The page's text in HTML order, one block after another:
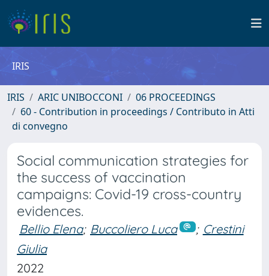
IRIS
IRIS ARIC UNIBOCCONI
06 PROCEEDINGS
60 - Contribution in proceedings / Contributo in Atti
di convegno
Social communication strategies for
the success of vaccination
campaigns: Covid-19 cross-country
evidences.
Bellio Elena; Buccoliero Luca ; Crestini
Giulia
2022